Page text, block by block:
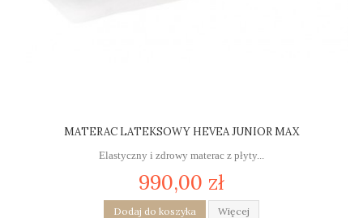
MATERAC LATEKSOWY HEVEA JUNIOR MAX
Elastyczny i zdrowy materac z płyty...
990,00 zł
Dodaj do koszyka Więcej